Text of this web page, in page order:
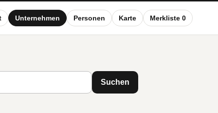
Unternehmen Personen Karte Merkliste 0
Suchen